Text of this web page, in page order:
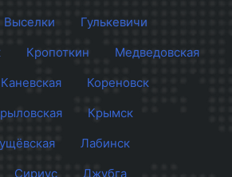
Выселки
Гулькевичи
Кропоткин
Медведовская
Каневская
Кореновск
Крымск
Лабинск
Сириус
Джубга